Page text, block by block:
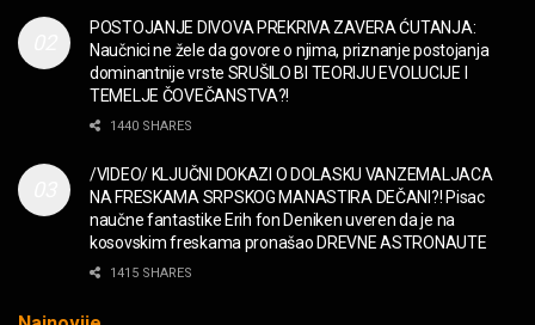
“Missin’ Yo’ Kissin'” BILLY ZZ TOP
MUZIKA
DIVNA! Ogi & Magnifico
FILM
POSTOJANJE DIVOVA PREKRIVA ZAVERA ĆUTANJA:
Naučnici ne žele da govore o njima, priznanje postojanja
dominantnije vrste SRUŠILO BI TEORIJU EVOLUCIJE I
TEMELJE ČOVEČANSTVA?!
1440 SHARES
/VIDEO/ KLJUČNI DOKAZI O DOLASKU VANZEMALJACA
NA FRESKAMA SRPSKOG MANASTIRA DEČANI?! Pisac
naučne fantastike Erih fon Deniken uveren da je na
kosovskim freskama pronašao DREVNE ASTRONAUTE
1415 SHARES